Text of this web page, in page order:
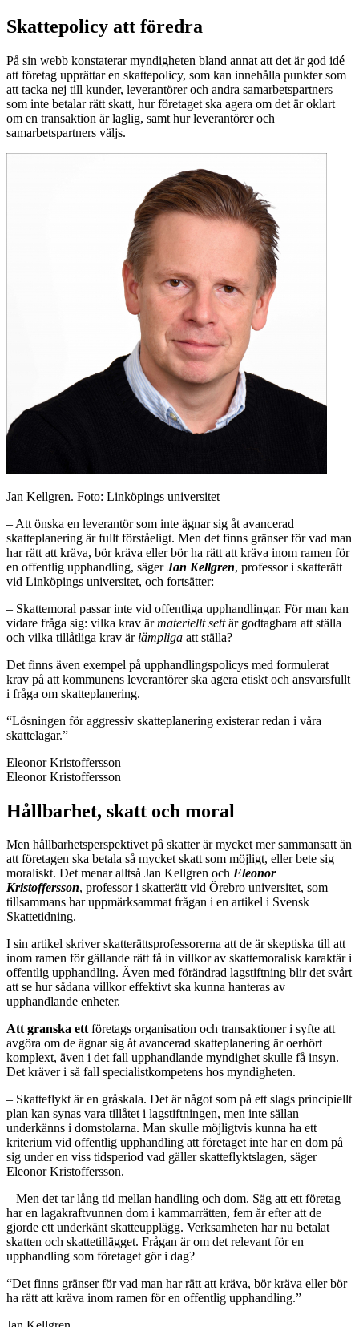
Skattepolicy att föredra
På sin webb konstaterar myndigheten bland annat att det är god idé
att företag upprättar en skattepolicy, som kan innehålla punkter som
att tacka nej till kunder, leverantörer och andra samarbetspartners
som inte betalar rätt skatt, hur företaget ska agera om det är oklart
om en transaktion är laglig, samt hur leverantörer och
samarbetspartners väljs.
Jan Kellgren. Foto: Linköpings universitet
– Att önska en leverantör som inte ägnar sig åt avancerad
skatteplanering är fullt förståeligt. Men det finns gränser för vad man
har rätt att kräva, bör kräva eller bör ha rätt att kräva inom ramen för
en offentlig upphandling, sägerJan Kellgren, professor i skatterätt
vid Linköpings universitet, och fortsätter:
– Skattemoral passar inte vid offentliga upphandlingar. För man kan
vidare fråga sig: vilka krav ärmateriellt settär godtagbara att ställa
och vilka tillåtliga krav är lämpliga att ställa?
Det finns även exempel på upphandlingspolicys med formulerat
krav på att kommunens leverantörer ska agera etiskt och ansvarsfullt
i fråga om skatteplanering.
“Lösningen för aggressiv skatteplanering existerar redan i våra
skattelagar.”
Eleonor Kristoffersson
Eleonor Kristoffersson
Hållbarhet, skatt och moral
Men hållbarhetsperspektivet på skatter är mycket mer sammansatt än
att företagen ska betala så mycket skatt som möjligt, eller bete sig
moraliskt. Det menar alltså Jan Kellgren och Eleonor
Kristoffersson, professor i skatterätt vid Örebro universitet, som
tillsammans har uppmärksammat frågan i en artikel i Svensk
Skattetidning.
I sin artikel skriver skatterättsprofessorerna att de är skeptiska till att
inom ramen för gällande rätt få in villkor av skattemoralisk karaktär i
offentlig upphandling. Även med förändrad lagstiftning blir det svårt
att se hur sådana villkor effektivt ska kunna hanteras av
upphandlande enheter.
Att granska ettföretags organisation och transaktioner i syfte att
avgöra om de ägnar sig åt avancerad skatteplanering är oerhört
komplext, även i det fall upphandlande myndighet skulle få insyn.
Det kräver i så fall specialistkompetens hos myndigheten.
– Skatteflykt är en gråskala. Det är något som på ett slags principiellt
plan kan synas vara tillåtet i lagstiftningen, men inte sällan
underkänns i domstolarna. Man skulle möjligtvis kunna ha ett
kriterium vid offentlig upphandling att företaget inte har en dom på
sig under en viss tidsperiod vad gäller skatteflyktslagen, säger
Eleonor Kristoffersson.
– Men det tar lång tid mellan handling och dom. Säg att ett företag
har en lagakraftvunnen dom i kammarrätten, fem år efter att de
gjorde ett underkänt skatteupplägg. Verksamheten har nu betalat
skatten och skattetillägget. Frågan är om det relevant för en
upphandling som företaget gör i dag?
“Det finns gränser för vad man har rätt att kräva, bör kräva eller bör
ha rätt att kräva inom ramen för en offentlig upphandling.”